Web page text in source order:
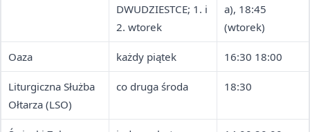
DWUDZIESTCE; 1. i
2. wtorek
a), 18:45
(wtorek)
Oaza każdy piątek 16:30 18:00
Liturgiczna Służba
Ołtarza (LSO)
co druga środa 18:30